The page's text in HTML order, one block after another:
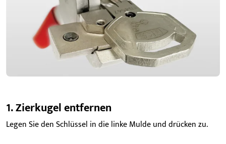
1. Zierkugel entfernen
Legen Sie den Schlüssel in die linke Mulde und drücken zu.